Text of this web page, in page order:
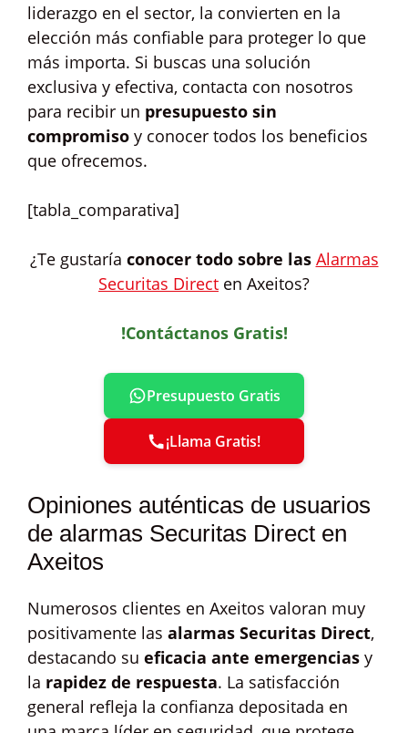
liderazgo en el sector, la convierten en la
elección más confiable para proteger lo que
más importa. Si buscas una solución
exclusiva y efectiva, contacta con nosotros
para recibir un presupuesto sin
compromiso y conocer todos los beneficios
que ofrecemos.
[tabla_comparativa]
¿Te gustaría conocer todo sobre las Alarmas
Securitas Direct en Axeitos?
!Contáctanos Gratis!
Presupuesto Gratis
¡Llama Gratis!
Opiniones auténticas de usuarios
de alarmas Securitas Direct en
Axeitos
Numerosos clientes en Axeitos valoran muy
positivamente las alarmas Securitas Direct,
destacando su eficacia ante emergencias y
la rapidez de respuesta. La satisfacción
general refleja la confianza depositada en